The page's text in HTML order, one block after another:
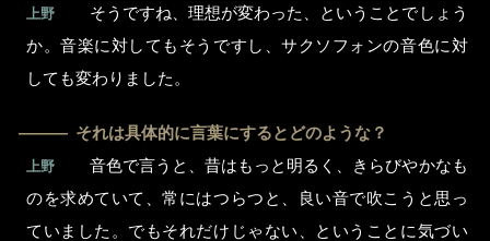
上野
そうですね、理想が変わった、ということでしょう
か。音楽に対してもそうですし、サクソフォンの音色に対
しても変わりました。
― それは具体的に言葉にするとどのような？
上野
音色で言うと、昔はもっと明るく、きらびやかなも
のを求めていて、常にはつらつと、良い音で吹こうと思っ
ていました。でもそれだけじゃない、ということに気づい